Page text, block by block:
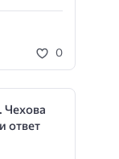
0
Чехова
ответ